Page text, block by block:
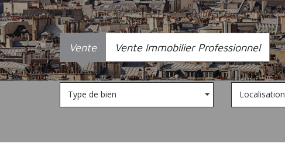
Vente Vente Immobilier Professionnel
Type de bien Localisation